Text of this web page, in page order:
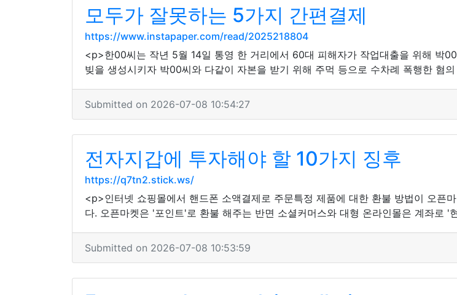
모두가 잘못하는 5가지 간편결제
https://www.instapaper.com/read/2025218804
<p>한00씨는 작년 5월 14일 통영 한 거리에서 60대 피해자가 작업대출을 위해 박
빚을 생성시키자 박00씨와 다같이 자본을 받기 위해 주먹 등으로 수차례 폭행한 혐
Submitted on 2026-07-08 10:54:27
전자지갑에 투자해야 할 10가지 징후
https://q7tn2.stick.ws/
<p>인터넷 쇼핑몰에서 핸드폰 소액결제로 주문특정 제품에 대한 환불 방법이 오픈
다. 오픈마켓은 '포인트'로 환불 해주는 반면 소셜커머스와 대형 온라인몰은 계좌로 '
Submitted on 2026-07-08 10:53:59